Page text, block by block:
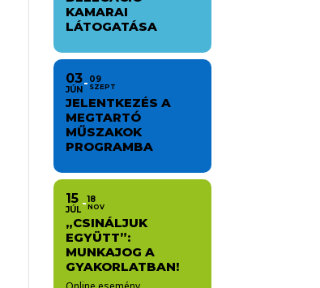
KAMARAI
LÁTOGATÁSA
03
JÚN
09
SZEPT
JELENTKEZÉS A
MEGTARTÓ
MŰSZAKOK
PROGRAMBA
15
JÚL
18
NOV
„CSINÁLJUK
EGYÜTT”:
MUNKAJOG A
GYAKORLATBAN!